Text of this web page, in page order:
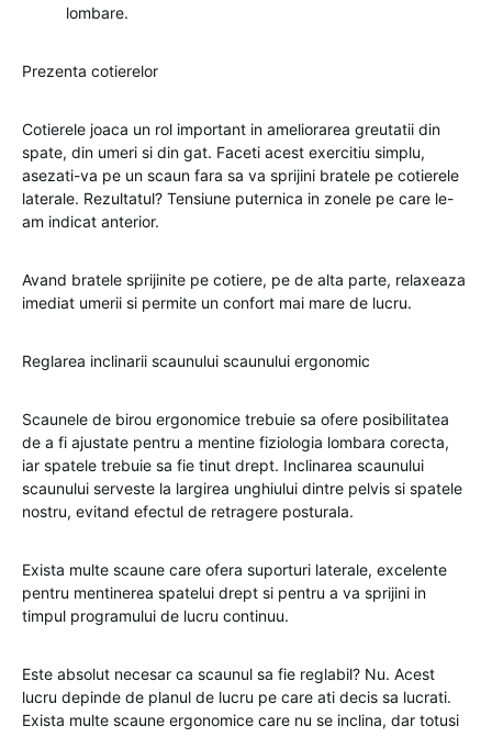
lombare.
Prezenta cotierelor
Cotierele joaca un rol important in ameliorarea greutatii din
spate, din umeri si din gat. Faceti acest exercitiu simplu,
asezati-va pe un scaun fara sa va sprijini bratele pe cotierele
laterale. Rezultatul? Tensiune puternica in zonele pe care le-
am indicat anterior.
Avand bratele sprijinite pe cotiere, pe de alta parte, relaxeaza
imediat umerii si permite un confort mai mare de lucru.
Reglarea inclinarii scaunului scaunului ergonomic
Scaunele de birou ergonomice trebuie sa ofere posibilitatea
de a fi ajustate pentru a mentine fiziologia lombara corecta,
iar spatele trebuie sa fie tinut drept. Inclinarea scaunului
scaunului serveste la largirea unghiului dintre pelvis si spatele
nostru, evitand efectul de retragere posturala.
Exista multe scaune care ofera suporturi laterale, excelente
pentru mentinerea spatelui drept si pentru a va sprijini in
timpul programului de lucru continuu.
Este absolut necesar ca scaunul sa fie reglabil? Nu. Acest
lucru depinde de planul de lucru pe care ati decis sa lucrati.
Exista multe scaune ergonomice care nu se inclina, dar totusi